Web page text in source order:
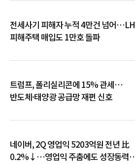
전세사기 피해자 누적 4만건 넘어…LH
피해주택 매입도 1만호 돌파
트럼프, 폴리실리콘에 15% 관세…
반도체·태양광 공급망 재편 신호
네이버, 2Q 영업익 5203억원 전년 比
0.2%↓…영업익 주춤에도 성장동력